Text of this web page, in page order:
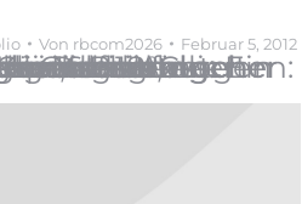
Von rbcom2026 Februar 5, 2012
16 – 18°C Serviervorschlag: passend zu Wurstplatten, Schinken und Aufschnitt und Käse.